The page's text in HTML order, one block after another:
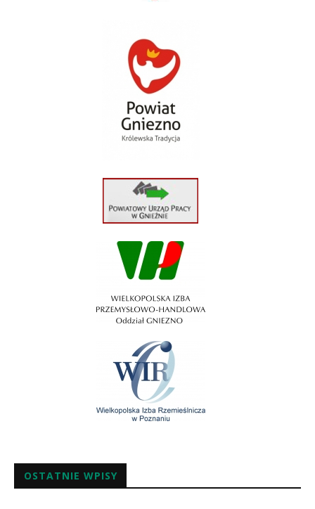
OSTATNIE WPISY